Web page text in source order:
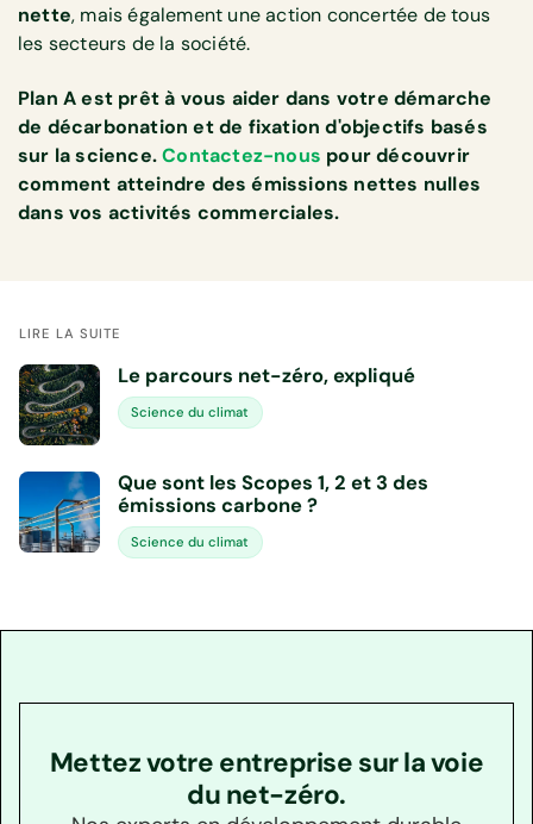
nette, mais également une action concertée de tous
les secteurs de la société.
Plan A est prêt à vous aider dans votre démarche
de décarbonation et de fixation d'objectifs basés
sur la science.Contactez-nous pour découvrir
comment atteindre des émissions nettes nulles
dans vos activités commerciales.
LIRE LA SUITE
Le parcours net-zéro, expliqué
Science du climat
Que sont les Scopes 1, 2 et 3 des
émissions carbone ?
Science du climat
Mettez votre entreprise sur la voie
du net-zéro.